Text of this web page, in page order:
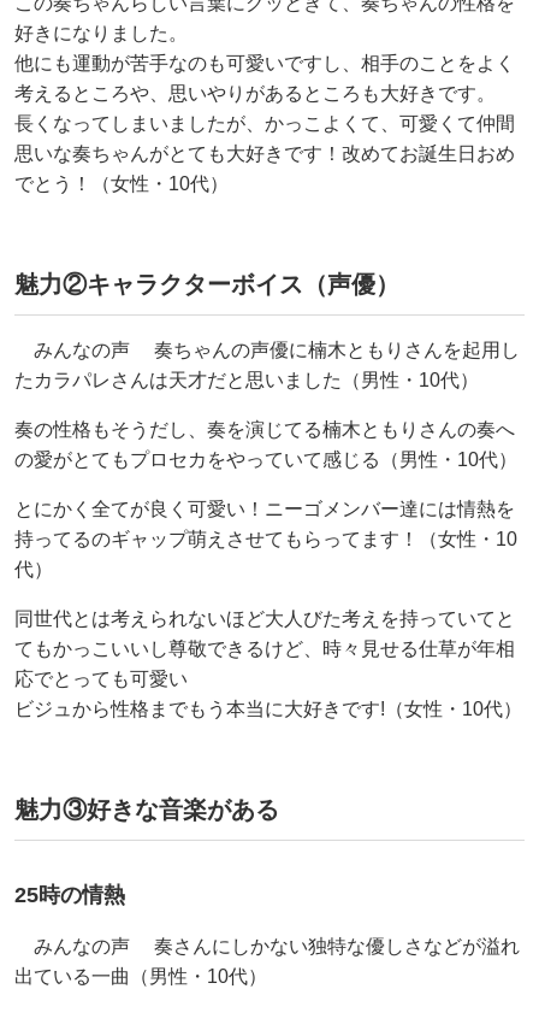
好きになりました。
他にも運動が苦手なのも可愛いですし、相手のことをよく
考えるところや、思いやりがあるところも大好きです。
長くなってしまいましたが、かっこよくて、可愛くて仲間
思いな奏ちゃんがとても大好きです！改めてお誕生日おめ
でとう！（女性・10代）
魅力②キャラクターボイス（声優）
みんなの声 奏ちゃんの声優に楠木ともりさんを起用し
たカラパレさんは天才だと思いました（男性・10代）
奏の性格もそうだし、奏を演じてる楠木ともりさんの奏へ
の愛がとてもプロセカをやっていて感じる（男性・10代）
とにかく全てが良く可愛い！ニーゴメンバー達には情熱を
持ってるのギャップ萌えさせてもらってます！（女性・10
代）
同世代とは考えられないほど大人びた考えを持っていてと
てもかっこいいし尊敬できるけど、時々見せる仕草が年相
応でとっても可愛い
ビジュから性格までもう本当に大好きです!（女性・10代）
魅力③好きな音楽がある
25時の情熱
みんなの声 奏さんにしかない独特な優しさなどが溢れ
出ている一曲（男性・10代）